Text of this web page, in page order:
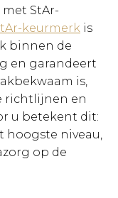
StAr-
keurmerk is
binnen de
en garandeert
is,
richtlijnen en
u betekent dit:
niveau,
op de